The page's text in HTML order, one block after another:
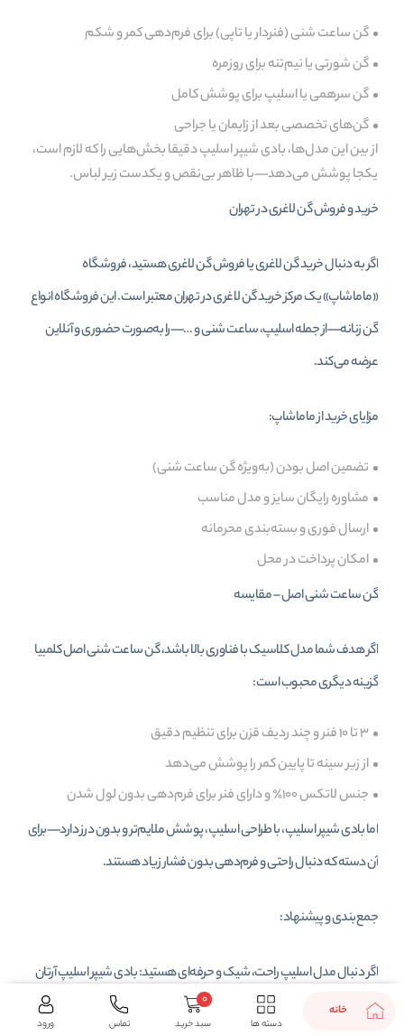
گن ساعت شنی (فنردار یا تاپی) برای فرم‌دهی کمر و شکم
گن شورتی یا نیم‌تنه برای روزمره
گن سرهمی یا اسلیپ برای پوشش کامل
گن‌های تخصصی بعد از زایمان یا جراحی
از بین این مدل‌ها، بادی شیپر اسلیپ دقیقا بخش‌هایی را که لازم است،
یکجا پوشش می‌دهد—با ظاهر بی‌نقص و یکدست زیر لباس.
خرید و فروش گن لاغری در تهران
اگر به دنبال خرید گن لاغری یا فروش گن لاغری هستید، فروشگاه
«ماماشاپ» یک مرکز خرید گن لاغری در تهران معتبر است. این فروشگاه انواع
گن زنانه—از جمله اسلیپ، ساعت شنی و …—را به‌صورت حضوری و آنلاین
عرضه می‌کند.
مزایای خرید از ماماشاپ:
تضمین اصل بودن (به‌ویژه گن ساعت شنی)
مشاوره رایگان سایز و مدل مناسب
ارسال فوری و بسته‌بندی محرمانه
امکان پرداخت در محل
گن ساعت شنی اصل – مقایسه
اگر هدف شما مدل کلاسیک با فناوری بالا باشد، گن ساعت شنی اصل کلمبیا
گزینه دیگری محبوب است:
۳ تا ۱۰ فنر و چند ردیف قزن برای تنظیم دقیق
از زیر سینه تا پایین کمر را پوشش می‌دهد
جنس لاتکس ۱۰۰٪ و دارای فنر برای فرم‌دهی بدون لول شدن
اما بادی شیپر اسلیپ، با طراحی اسلیپ، پوشش ملایم‌تر و بدون درز دارد—برای
آن دسته که دنبال راحتی و فرم‌دهی بدون فشار زیاد هستند.
جمع‌بندی و پیشنهاد:
اگر دنبال مدل اسلیپ راحت، شیک و حرفه‌ای هستید: بادی شیپر اسلیپ آرتان
۳۰۱۸ انتخابی عالی است:
خانه
دسته ها سبد خرید
0
تماس ورود